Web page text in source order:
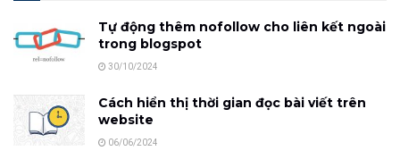
Tự động thêm nofollow cho liên kết ngoài
trong blogspot
30/10/2024
Cách hiển thị thời gian đọc bài viết trên
website
06/06/2024